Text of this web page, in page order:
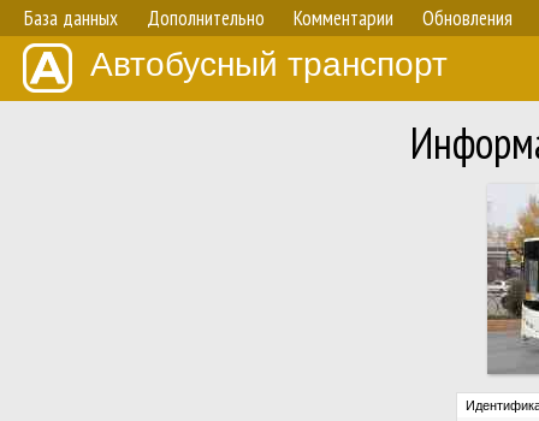
База данных Дополнительно Комментарии Обновления
Автобусный транспорт